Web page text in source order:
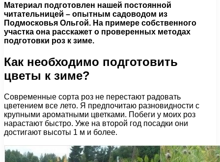
Материал подготовлен нашей постоянной
читательницей – опытным садоводом из
Подмосковья Ольгой. На примере собственного
участка она расскажет о проверенных методах
подготовки роз к зиме.
Как необходимо подготовить
цветы к зиме?
Современные сорта роз не перестают радовать
цветением все лето. Я предпочитаю разновидности с
крупными ароматными цветками. Побеги у моих роз
нарастают быстро. Уже на второй год посадки они
достигают высоты 1 м и более.